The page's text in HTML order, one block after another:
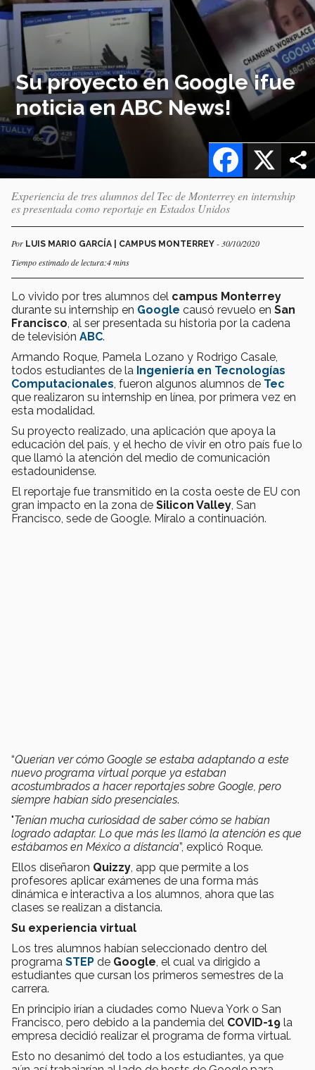
Su proyecto en Google ¡fue
noticia en ABC News!
X
Facebook
Experiencia de tres alumnos del Tec de Monterrey en internship
es presentada como reportaje en Estados Unidos
Por LUIS MARIO GARCÍA | CAMPUS MONTERREY - 30/10/2020
Tiempo estimado de lectura:4 mins
Lo vivido por tres alumnos del campus Monterrey
durante su internship en Google causó revuelo en San
Francisco , al ser presentada su historia por la cadena
de televisión ABC.
Armando Roque, Pamela Lozano y Rodrigo Casale,
todos estudiantes de la Ingeniería en Tecnologías
Computacionales , fueron algunos alumnos de Tec
que realizaron su internship en línea, por primera vez en
esta modalidad.
Su proyecto realizado, una aplicación que apoya la
educación del país, y el hecho de vivir en otro país fue lo
que llamó la atención del medio de comunicación
estadounidense.
El reportaje fue transmitido en la costa oeste de EU con
gran impacto en la zona de Silicon Valley , San
Francisco, sede de Google. Míralo a continuación.
“Querían ver cómo Google se estaba adaptando a este
nuevo programa virtual porque ya estaban
acostumbrados a hacer reportajes sobre Google, pero
siempre habían sido presenciales.
"Tenían mucha curiosidad de saber cómo se habían
logrado adaptar. Lo que más les llamó la atención es que
estábamos en México a distancia”, explicó Roque.
Ellos diseñaron Quizzy , app que permite a los
profesores aplicar exámenes de una forma más
dinámica e interactiva a los alumnos, ahora que las
clases se realizan a distancia.
Su experiencia virtual
Los tres alumnos habían seleccionado dentro del
programa STEP de Google , el cual va dirigido a
estudiantes que cursan los primeros semestres de la
carrera.
En principio irían a ciudades como Nueva York o San
Francisco, pero debido a la pandemia del COVID-19 la
empresa decidió realizar el programa de forma virtual.
Esto no desanimó del todo a los estudiantes, ya que